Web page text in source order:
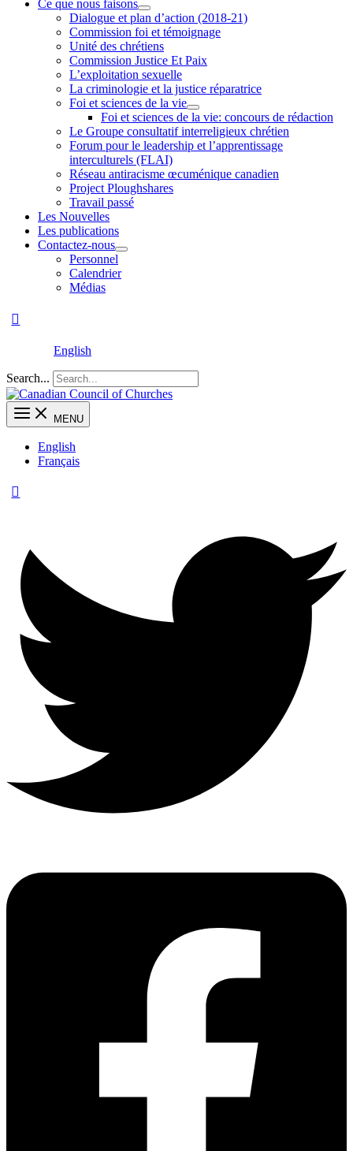
Ce que nous faisons
Dialogue et plan d’action (2018-21)
Commission foi et témoignage
Unité des chrétiens
Commission Justice Et Paix
L’exploitation sexuelle
La criminologie et la justice réparatrice
Foi et sciences de la vie
Foi et sciences de la vie: concours de rédaction
Le Groupe consultatif interreligieux chrétien
Forum pour le leadership et l’apprentissage
interculturels (FLAI)
Réseau antiracisme œcuménique canadien
Project Ploughshares
Travail passé
Les Nouvelles
Les publications
Contactez-nous
Personnel
Calendrier
Médias
English
Search...
MENU
English
Français